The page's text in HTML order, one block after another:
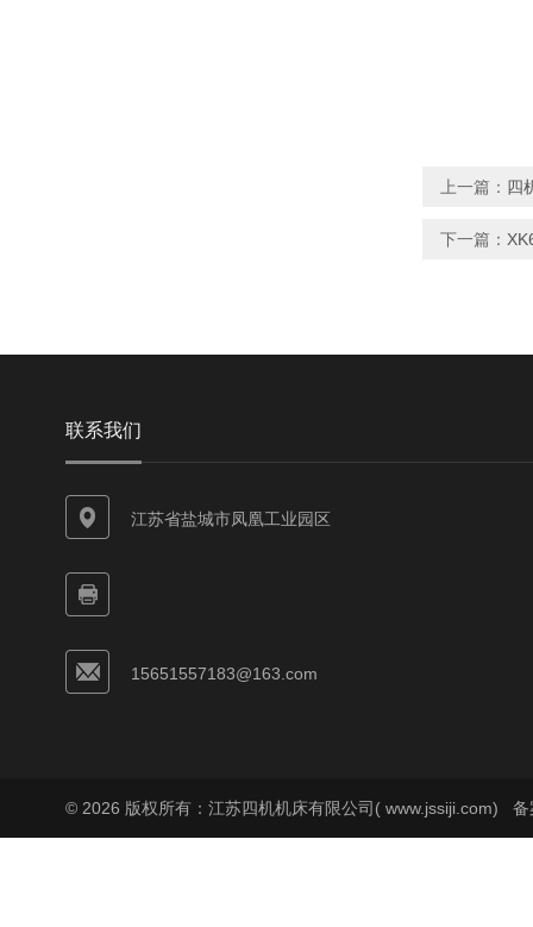
上一篇： 四
下一篇：
联系我们
江苏省盐城市凤凰工业园区
15651557183@163.com
© 2026 版权所有：江苏四机机床有限公司( www.jssiji.com) 备